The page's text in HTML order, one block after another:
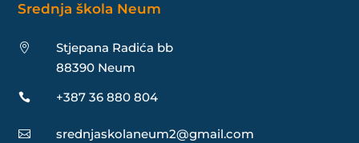
Srednja škola Neum

Stjepana Radića bb
88390 Neum
 +387 36 880 804
 srednjaskolaneum2@gmail.com